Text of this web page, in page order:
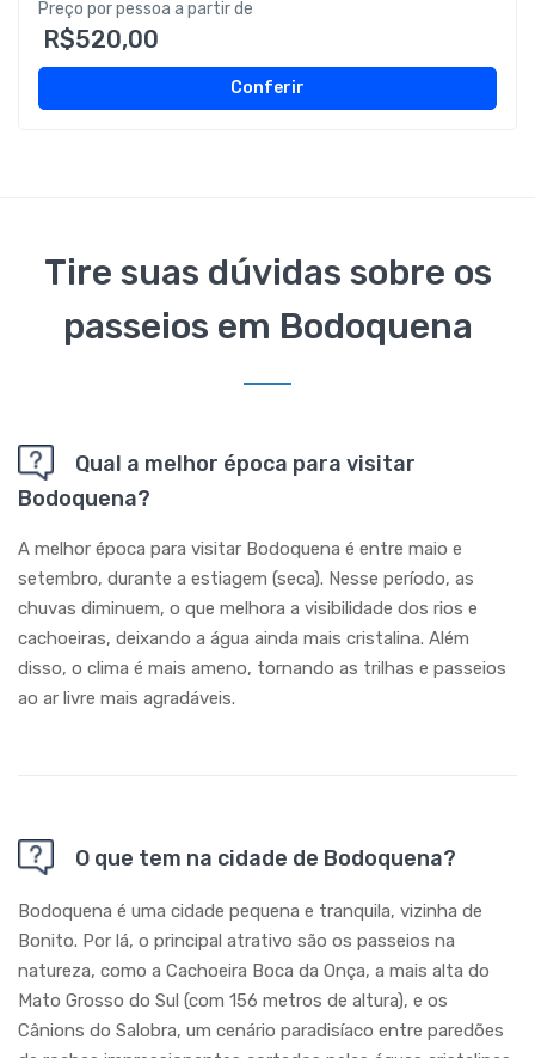
Preço por pessoa a partir de
R$520,00
Conferir
Tire suas dúvidas sobre os
passeios em Bodoquena
Qual a melhor época para visitar
Bodoquena?
A melhor época para visitar Bodoquena é entre maio e
setembro, durante a estiagem (seca). Nesse período, as
chuvas diminuem, o que melhora a visibilidade dos rios e
cachoeiras, deixando a água ainda mais cristalina. Além
disso, o clima é mais ameno, tornando as trilhas e passeios
ao ar livre mais agradáveis.
O que tem na cidade de Bodoquena?
Bodoquena é uma cidade pequena e tranquila, vizinha de
Bonito. Por lá, o principal atrativo são os passeios na
natureza, como a Cachoeira Boca da Onça, a mais alta do
Mato Grosso do Sul (com 156 metros de altura), e os
Cânions do Salobra, um cenário paradisíaco entre paredões